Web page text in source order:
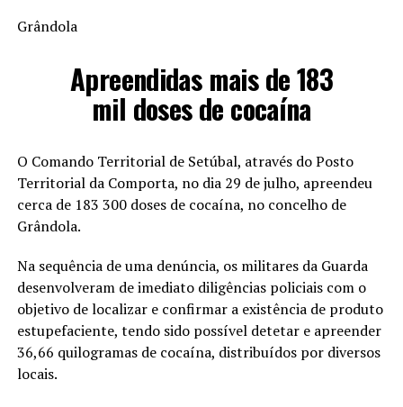
Grândola
Apreendidas mais de 183
mil doses de cocaína
O Comando Territorial de Setúbal, através do Posto
Territorial da Comporta, no dia 29 de julho, apreendeu
cerca de 183 300 doses de cocaína, no concelho de
Grândola.
Na sequência de uma denúncia, os militares da Guarda
desenvolveram de imediato diligências policiais com o
objetivo de localizar e confirmar a existência de produto
estupefaciente, tendo sido possível detetar e apreender
36,66 quilogramas de cocaína, distribuídos por diversos
locais.